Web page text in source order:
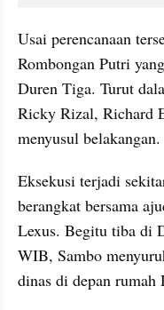
Usai perencanaan
Rombongan Putri
Duren Tiga. Turut
Ricky Rizal, Richard
menyusul belakangan.
Eksekusi terjadi
berangkat bersama
Lexus. Begitu tiba di
WIB, Sambo
dinas di depan rumah